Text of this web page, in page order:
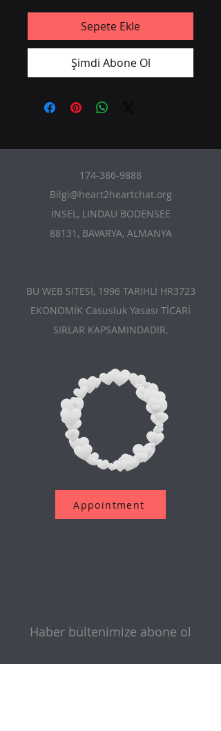
Sepete Ekle
Şimdi Abone Ol
174-386-9888
Bilgi@heart2heartchat.org
İNSEL, LINDAU BODENSEE
88131, BAVARYA, ALMANYA
BU WEB SİTESİ, 1996 TARİHLİ HR3723
EKONOMİK Casusluk Yasası TİCARİ
SIRLAR KAPSAMINDADIR.
Appointment
Haber bültenimize abone ol